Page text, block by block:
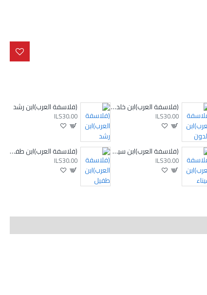
(فلاسفة العرب)ابن خلدون
ILS30.00
(فلاسفة العرب)ابن رشد
ILS30.00
(فلاسفة العرب)ابن سيناء
ILS30.00
(فلاسفة العرب)ابن طفيل
ILS30.00